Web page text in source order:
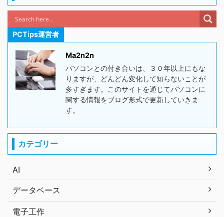
PCTips運営者
Ma2n2n
パソコンとの付き合いは、３０年以上にもな
りますが、どんどん変化して知らないことが
多すぎます。このサイトを通じてパソコンに
関する情報をブログ形式で更新していきま
す。
カテゴリー
AI
データベース
電子工作